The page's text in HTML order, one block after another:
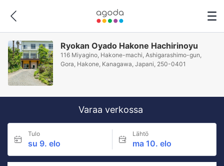
Ryokan Oyado Hakone Hachirinoyu
116 Miyagino, Hakone-machi, Ashigarashimo-gun,
Gora, Hakone, Kanagawa, Japani, 250-0401
Varaa verkossa
Tulo
su 9. elo
Lähtö
ma 10. elo